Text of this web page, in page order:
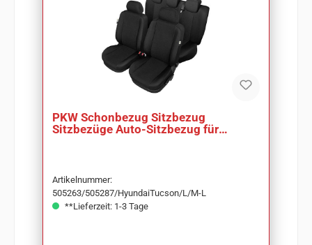
PKW Schonbezug Sitzbezug
Sitzbezüge Auto-Sitzbezug für
Artikelnummer:
505263/505287/HyundaiTucson/L/M-L
**Lieferzeit: 1-3 Tage